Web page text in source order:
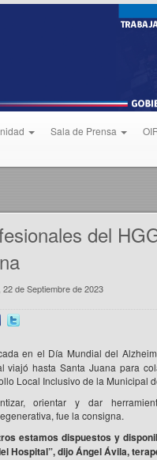
Sala de Prensa
del
22 de Septiembre de 2023
en el Día Mundial del
viajó hasta Santa Juana para
Local Inclusivo de la Municipal
orientar y dar
fue la consigna.
estamos dispuestos y
Hospital”, dijo Ángel Ávila,